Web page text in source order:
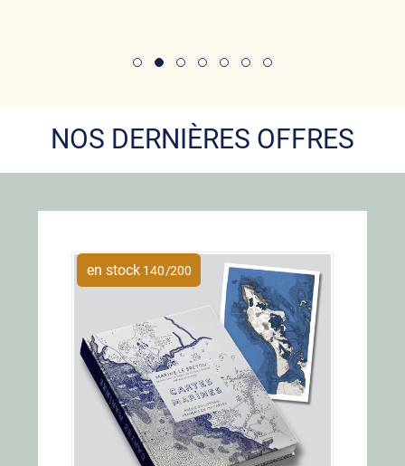
NOS DERNIÈRES OFFRES
en stock 140/200